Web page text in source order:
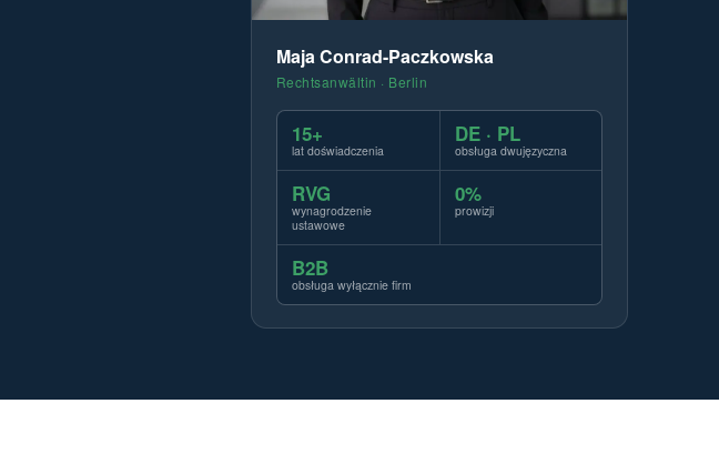
Maja Conrad-Paczkowska
Rechtsanwältin · Berlin
15+
lat doświadczenia
DE · PL
obsługa dwujęzyczna
RVG
wynagrodzenie
ustawowe
0%
prowizji
B2B
obsługa wyłącznie firm